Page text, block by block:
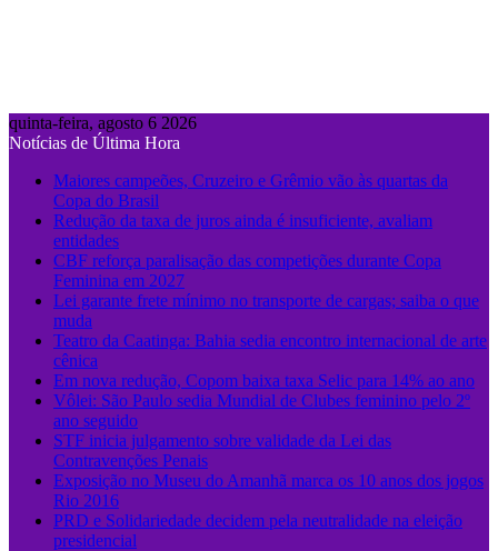
quinta-feira, agosto 6 2026
Notícias de Última Hora
Maiores campeões, Cruzeiro e Grêmio vão às quartas da
Copa do Brasil
Redução da taxa de juros ainda é insuficiente, avaliam
entidades
CBF reforça paralisação das competições durante Copa
Feminina em 2027
Lei garante frete mínimo no transporte de cargas; saiba o que
muda
Teatro da Caatinga: Bahia sedia encontro internacional de arte
cênica
Em nova redução, Copom baixa taxa Selic para 14% ao ano
Vôlei: São Paulo sedia Mundial de Clubes feminino pelo 2º
ano seguido
STF inicia julgamento sobre validade da Lei das
Contravenções Penais
Exposição no Museu do Amanhã marca os 10 anos dos jogos
Rio 2016
PRD e Solidariedade decidem pela neutralidade na eleição
presidencial